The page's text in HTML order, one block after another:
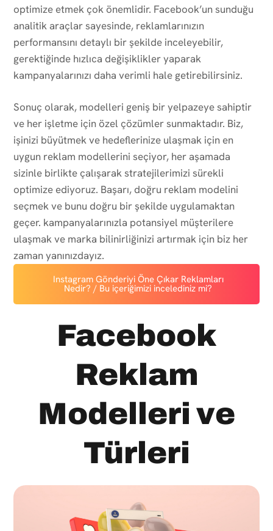
optimize etmek çok önemlidir. Facebook’un sunduğu
analitik araçlar sayesinde, reklamlarınızın
performansını detaylı bir şekilde inceleyebilir,
gerektiğinde hızlıca değişiklikler yaparak
kampanyalarınızı daha verimli hale getirebilirsiniz.
Sonuç olarak, modelleri geniş bir yelpazeye sahiptir
ve her işletme için özel çözümler sunmaktadır. Biz,
işinizi büyütmek ve hedeflerinize ulaşmak için en
uygun reklam modellerini seçiyor, her aşamada
sizinle birlikte çalışarak stratejilerimizi sürekli
optimize ediyoruz. Başarı, doğru reklam modelini
seçmek ve bunu doğru bir şekilde uygulamaktan
geçer. kampanyalarınızla potansiyel müşterilere
ulaşmak ve marka bilinirliğinizi artırmak için biz her
zaman yanınızdayız.
Instagram Gönderiyi Öne Çıkar Reklamları
Nedir? / Bu içeriğimizi incelediniz mi?
Facebook
Reklam
Modelleri ve
Türleri